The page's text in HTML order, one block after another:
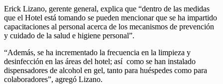
Erick Lizano, gerente general, explica que “dentro de las medidas
que el Hotel está tomando se pueden mencionar que se ha impartido
capacitaciones al personal acerca de los mecanismos de prevención
y cuidado de la salud e higiene personal”.
“Además, se ha incrementado la frecuencia en la limpieza y
desinfección en las áreas del hotel; así como se han instalado
dispensadores de alcohol en gel, tanto para huéspedes como para
colaboradores”, agregó Lizano.